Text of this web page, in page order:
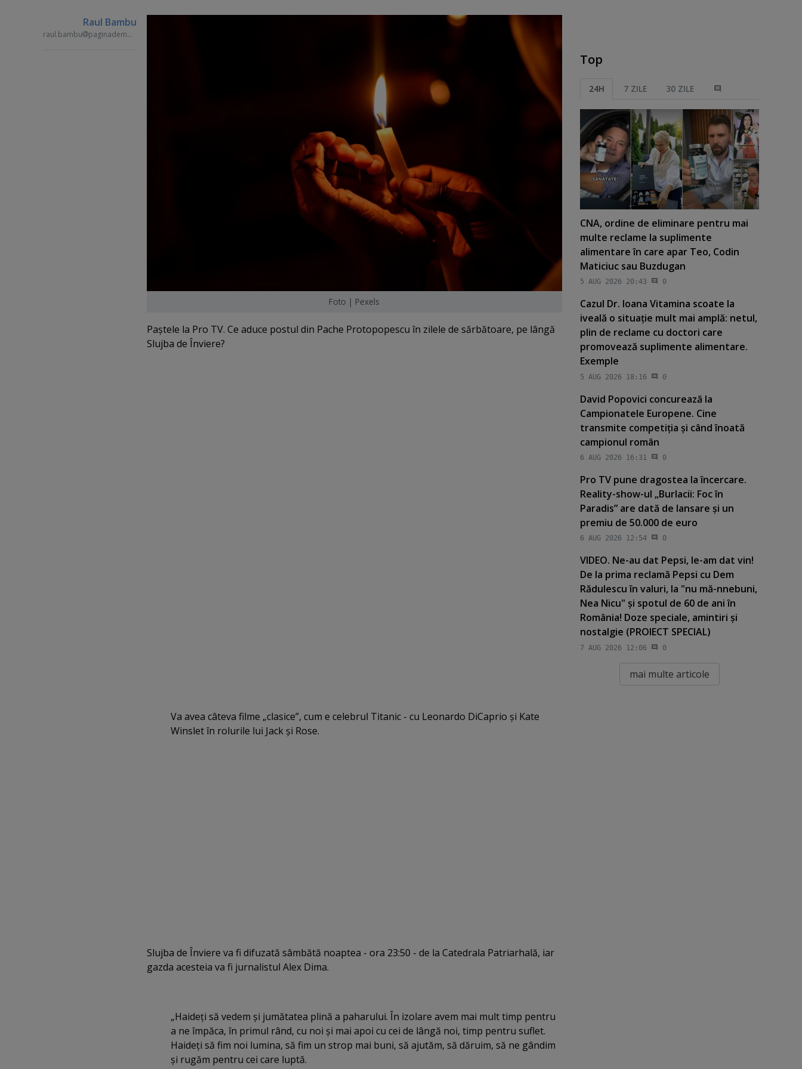
Raul Bambu
raul.bambu paginademedia.ro
Foto | Pexels
Paştele la Pro TV. Ce aduce postul din Pache Protopopescu în zilele de sărbătoare, pe lângă
Slujba de Înviere?
Va avea câteva filme „clasice”, cum e celebrul Titanic - cu Leonardo DiCaprio şi Kate
Winslet în rolurile lui Jack şi Rose.
Slujba de Înviere va fi difuzată sâmbătă noaptea - ora 23:50 - de la Catedrala Patriarhală, iar
gazda acesteia va fi jurnalistul Alex Dima.
„Haideţi să vedem şi jumătatea plină a paharului. În izolare avem mai mult timp pentru
a ne împăca, în primul rând, cu noi şi mai apoi cu cei de lângă noi, timp pentru suflet.
Haideţi să fim noi lumina, să fim un strop mai buni, să ajutăm, să dăruim, să ne gândim
şi rugăm pentru cei care luptă.
Top
24H 7 ZILE 30 ZILE
CNA, ordine de eliminare pentru mai
multe reclame la suplimente
alimentare în care apar Teo, Codin
Maticiuc sau Buzdugan
5 AUG 2026 20:43 0
Cazul Dr. Ioana Vitamina scoate la
iveală o situaţie mult mai amplă: netul,
plin de reclame cu doctori care
promovează suplimente alimentare.
Exemple
5 AUG 2026 18:16 0
David Popovici concurează la
Campionatele Europene. Cine
transmite competiţia şi când înoată
campionul român
6 AUG 2026 16:31 0
Pro TV pune dragostea la încercare.
Reality-show-ul „Burlacii: Foc în
Paradis” are dată de lansare şi un
premiu de 50.000 de euro
6 AUG 2026 12:54 0
VIDEO. Ne-au dat Pepsi, le-am dat vin!
De la prima reclamă Pepsi cu Dem
Rădulescu în valuri, la "nu mă-nnebuni,
Nea Nicu" şi spotul de 60 de ani în
România! Doze speciale, amintiri şi
nostalgie (PROIECT SPECIAL)
7 AUG 2026 12:06 0
mai multe articole